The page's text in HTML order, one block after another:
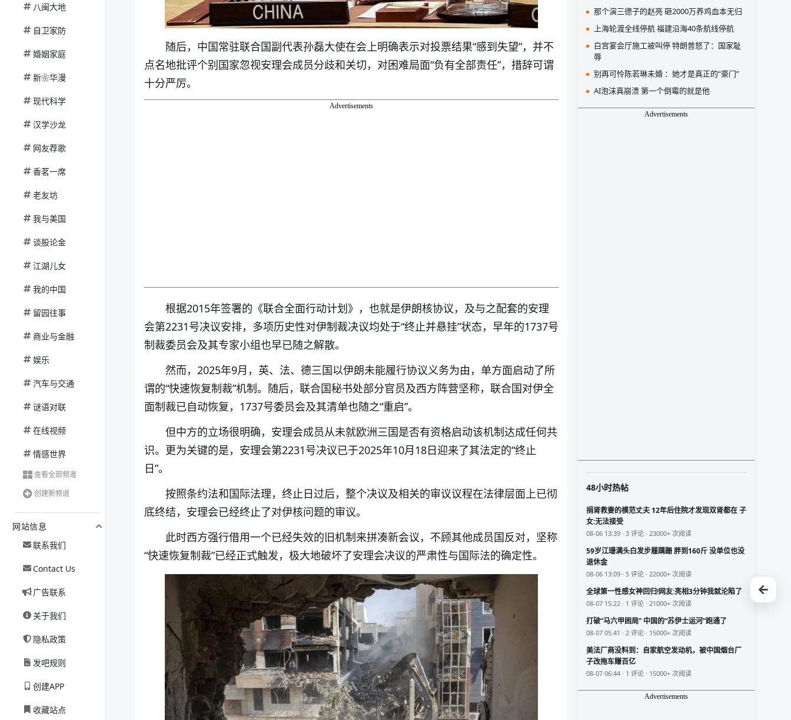
八闽大地
自卫家防
婚姻家庭
新❀华漫
现代科学
汉学沙龙
网友荐歌
香茗一席
老友坊
我与美国
谈股论金
江湖儿女
我的中国
留园往事
商业与金融
娱乐
汽车与交通
谜语对联
在线视频
情感世界
查看全部频道
创建新频道
网站信息
联系我们
Contact Us
广告联系
关于我们
隐私政策
发吧规则
创建APP
收藏站点
随后，中国常驻联合国副代表孙磊大使在会上明确表示对投票结果“感到失望”，并不
点名地批评个别国家忽视安理会成员分歧和关切，对困难局面“负有全部责任”，措辞可谓
十分严厉。
Advertisements
根据2015年签署的《联合全面行动计划》，也就是伊朗核协议，及与之配套的安理
会第2231号决议安排，多项历史性对伊制裁决议均处于“终止并悬挂”状态，早年的1737号
制裁委员会及其专家小组也早已随之解散。
然而，2025年9月，英、法、德三国以伊朗未能履行协议义务为由，单方面启动了所
谓的“快速恢复制裁”机制。随后，联合国秘书处部分官员及西方阵营坚称，联合国对伊全
面制裁已自动恢复，1737号委员会及其清单也随之“重启”。
但中方的立场很明确，安理会成员从未就欧洲三国是否有资格启动该机制达成任何共
识。更为关键的是，安理会第2231号决议已于2025年10月18日迎来了其法定的“终止
日”。
按照条约法和国际法理，终止日过后，整个决议及相关的审议议程在法律层面上已彻
底终结，安理会已经终止了对伊核问题的审议。
此时西方强行借用一个已经失效的旧机制来拼凑新会议，不顾其他成员国反对，坚称
“快速恢复制裁”已经正式触发，极大地破坏了安理会决议的严肃性与国际法的确定性。
那个演三德子的赵亮 砸2000万养鸡血本无归
上海轮渡全线停航 福建沿海40条航线停航
白宫宴会厅施工被叫停 特朗普怒了：国家耻
辱
别再可怜陈若琳未婚 ：她才是真正的“豪门”
AI泡沫真崩溃 第一个倒霉的就是他
Advertisements
48小时热帖
捐肾救妻的模范丈夫 12年后住院才发现双肾都在 子
女:无法接受
08-06 13:39 · 3 评论 · 23000+ 次阅读
59岁江珊满头白发步履蹒跚 胖到160斤 没单位也没
退休金
08-06 13:09 · 5 评论 · 22000+ 次阅读
全球第一性感女神回归!网友:亮相3分钟我就沦陷了
08-07 15:22 · 1 评论 · 21000+ 次阅读
打破“马六甲困局” 中国的“苏伊士运河”跑通了
08-07 05:41 · 2 评论 · 15000+ 次阅读
美法厂商没料到：自家航空发动机，被中国烟台厂
子改拖车赚百亿
08-07 06:44 · 1 评论 · 15000+ 次阅读
Advertisements